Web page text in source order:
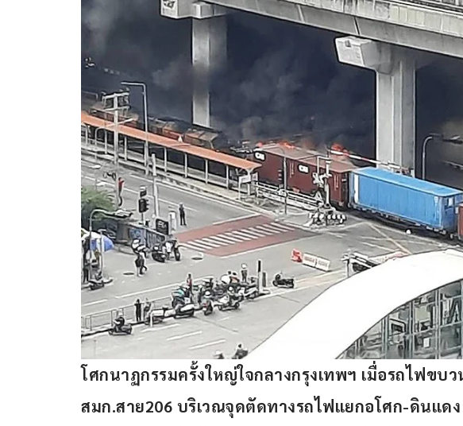
โศกนาฏกรรมครั้งใหญ่ใจกลางกรุงเทพฯ เมื่อรถไฟขบ
สมก.สาย206 บริเวณจุดตัดทางรถไฟแยกอโศก-ดินแดง